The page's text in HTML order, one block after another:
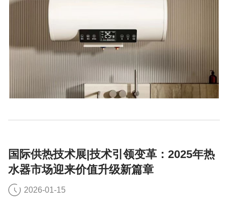
国际供热技术展|技术引领变革：2025年热
水器市场迎来价值升级新篇章
2026-01-15